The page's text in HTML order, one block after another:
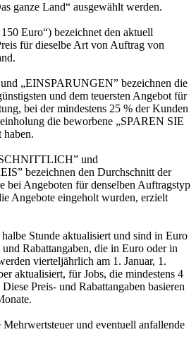
ganze Land“ ausgewählt werden.
Euro“) bezeichnet den aktuell
für dieselbe Art von Auftrag von
„EINSPARUNGEN” bezeichnen die
und dem teuersten Angebot für
bei der mindestens 25 % der Kunden
die beworbene „SPAREN SIE
und
bezeichnen den Durchschnitt der
bei Angeboten für denselben Auftragstyp
Angebote eingeholt wurden, erzielt
Stunde aktualisiert und sind in Euro
Rabattangaben, die in Euro oder in
vierteljährlich am 1. Januar, 1.
aktualisiert, für Jobs, die mindestens 4
Preis- und Rabattangaben basieren
und eventuell anfallende